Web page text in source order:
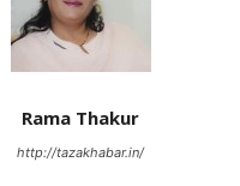
Rama Thakur
http://tazakhabar.in/